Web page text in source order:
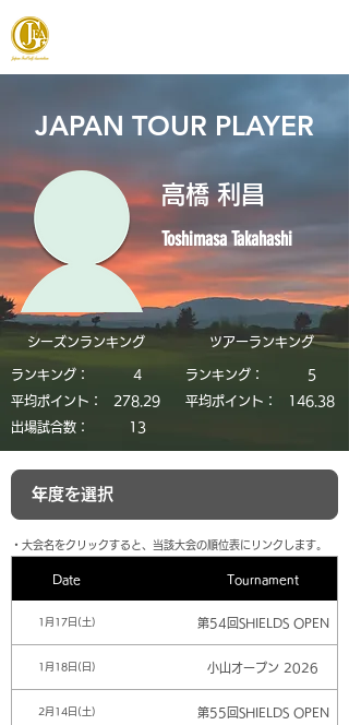
JAPAN TOUR PLAYER
高橋 利昌
Toshimasa Takahashi
シーズンランキング
ランキング：
4
平均ポイント：
278.29
​出場試合数：
13
​ツアーランキング
ランキング：
5
平均ポイント：
146.38
​・大会名をクリックすると、当該大会の順位表にリンクします。
Date Tournament
1月17日(土) 第54回SHIELDS OPEN
1月18日(日) 小山オープン 2026
2月14日(土) 第55回SHIELDS OPEN